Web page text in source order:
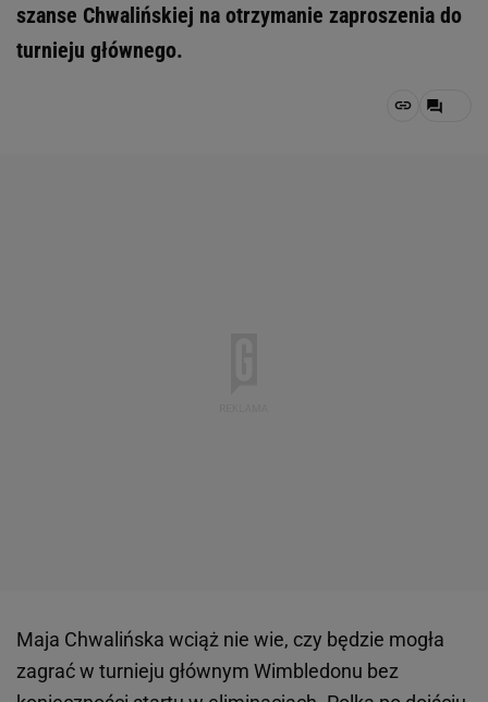
szanse Chwalińskiej na otrzymanie zaproszenia do
turnieju głównego.
Maja Chwalińska wciąż nie wie, czy będzie mogła
zagrać w turnieju głównym Wimbledonu bez